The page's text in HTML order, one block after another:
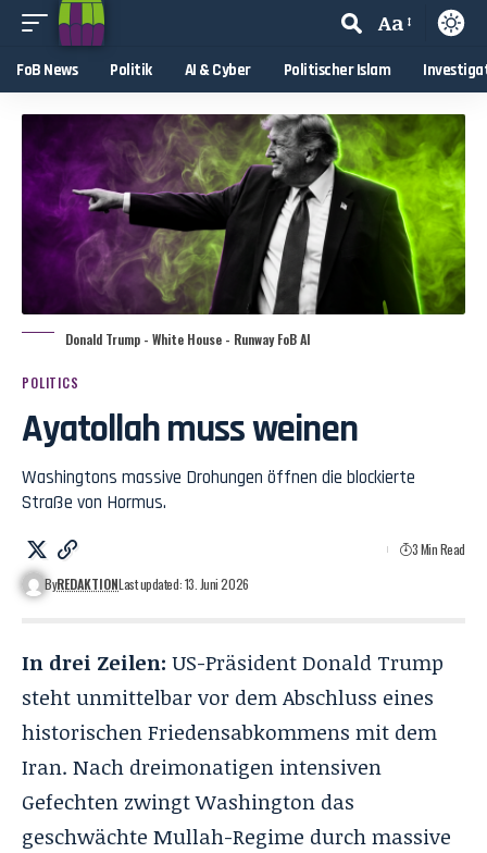
Aa
FoB News Politik AI & Cyber Politischer Islam
Donald Trump - White House - Runway FoB AI
POLITICS
Ayatollah muss weinen
Washingtons massive Drohungen öffnen die blockierte
Straße von Hormus.
ByREDAKTIONLast updated: 13. Juni 2026
3 Min Read
In drei Zeilen: US-Präsident Donald Trump
steht unmittelbar vor dem Abschluss eines
historischen Friedensabkommens mit dem
Iran. Nach dreimonatigen intensiven
Gefechten zwingt Washington das
geschwächte Mullah-Regime durch massive